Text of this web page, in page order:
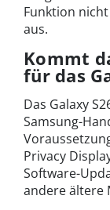
Funktion
aus.
Kommt
für das
Das Galaxy
Samsung-
Privacy
Software-
andere ältere